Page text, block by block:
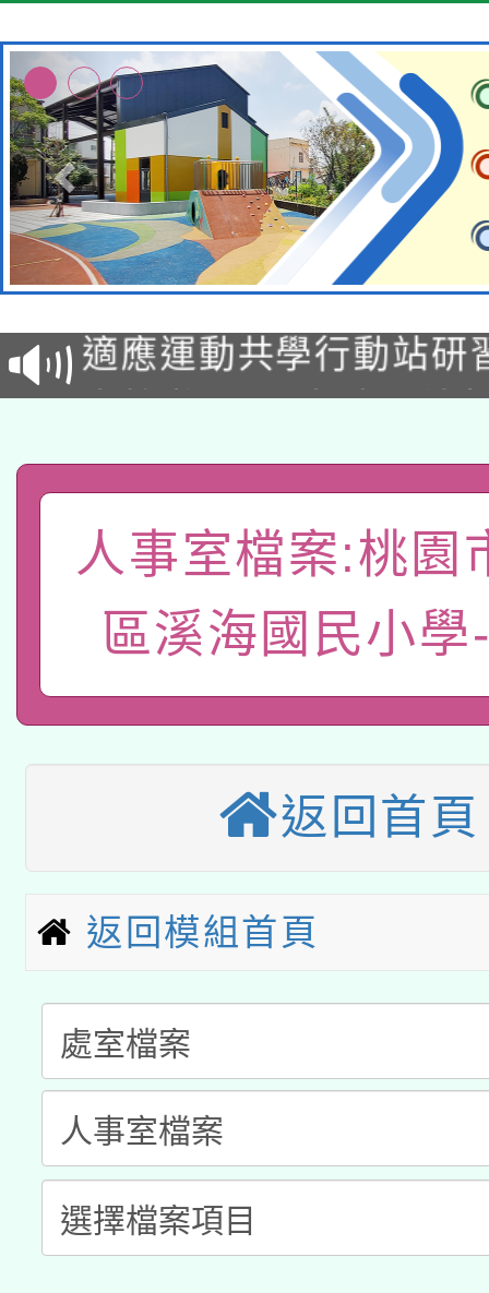
本校115學年度第2次
招甄選結果公告(無人
適應運動共學行動站研
本館辦理115年度閱讀
暨閱讀推動專業研習
科技賦能─人工智慧
「數位內容與教學軟體
pilot」
有關大陸委員會函釋公
業技術研究院辦理「
用水績優單位及節水達
115年8月22日(星期六
桃園市孔廟祈福系列
開 智慧啟航」
2026年桃園地景藝術
本校115學年度第2次
招甄選結果公告(無人
招)
適應運動共學行動站研
本館辦理115年度閱讀
暨閱讀推動專業研習
科技賦能─人工智慧
礎課程
A3數位素養講師名單
「數位內容與教學軟
pilot」
有關大陸委員會函釋公
薪期間赴陸應申請許可
轉知經濟部水利署委託
人事室檔案:桃園
區溪海國民小學
返回首頁
返回模組首頁